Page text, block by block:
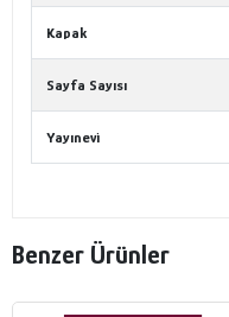
Kapak
Sayfa Sayısı
Yayınevi
Benzer Ürünler